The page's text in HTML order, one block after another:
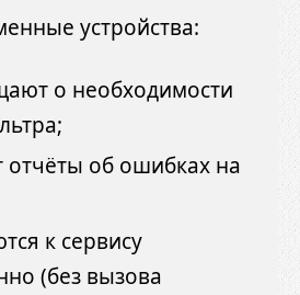
устройства:
о необходимости
об ошибках на
к сервису
(без вызова